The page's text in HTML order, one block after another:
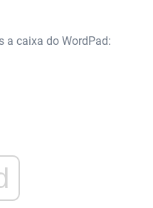
a caixa do WordPad: